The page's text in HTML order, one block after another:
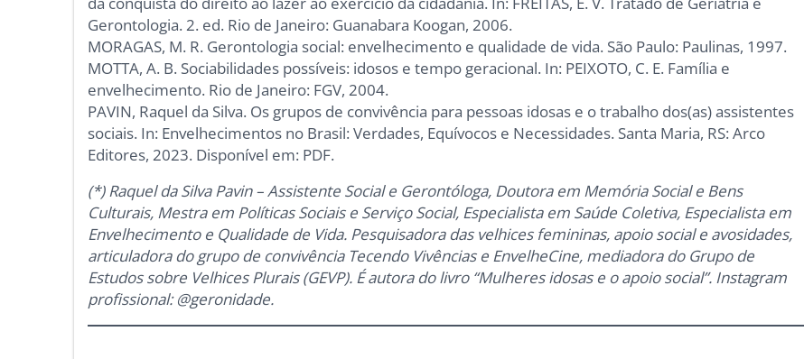
Gerontologia. 2. ed. Rio de Janeiro: Guanabara Koogan, 2006.
MORAGAS, M. R. Gerontologia social: envelhecimento e qualidade de vida. São Paulo: Paulinas, 1997.
MOTTA, A. B. Sociabilidades possíveis: idosos e tempo geracional. In: PEIXOTO, C. E. Família e
envelhecimento. Rio de Janeiro: FGV, 2004.
PAVIN, Raquel da Silva. Os grupos de convivência para pessoas idosas e o trabalho dos(as) assistentes
sociais. In: Envelhecimentos no Brasil: Verdades, Equívocos e Necessidades. Santa Maria, RS: Arco
Editores, 2023. Disponível em: PDF.
(*) Raquel da Silva Pavin – Assistente Social e Gerontóloga, Doutora em Memória Social e Bens
Culturais, Mestra em Políticas Sociais e Serviço Social, Especialista em Saúde Coletiva, Especialista em
Envelhecimento e Qualidade de Vida. Pesquisadora das velhices femininas, apoio social e avosidades,
articuladora do grupo de convivência Tecendo Vivências e EnvelheCine, mediadora do Grupo de
Estudos sobre Velhices Plurais (GEVP). É autora do livro “Mulheres idosas e o apoio social”. Instagram
profissional: @geronidade.